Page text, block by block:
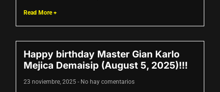
Read More +
Happy birthday Master Gian Karlo
Mejica Demaisip (August 5, 2025)!!!
23 noviembre, 2025 No hay comentarios